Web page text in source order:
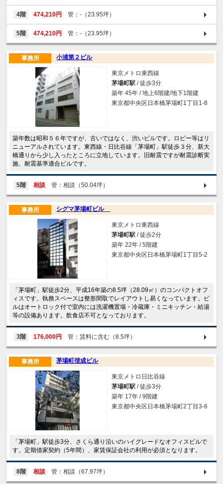
4階 474,210円 管：-（23.95坪）
5階 474,210円 管：-（23.95坪）
小浦第２ビル
事務所
東京メトロ東西線
茅場町駅 / 徒歩3分
築年 45年 / 地上6階建/地下1階建
東京都中央区日本橋茅場町1丁目1-8
築年数は昭和５６年ですが、古いではなく、渋いビルです。ロビー等はリ
ニューアルされています。東西線・日比谷線「茅場町」駅徒歩３分、新大
橋通りから少し入ったところに立地しています。旧耐震ですが耐震診断実
施、耐震基準適合ビルです。
5階 相談 管：相談（50.04坪）
シグマ茅場町ビル
事務所
東京メトロ東西線
茅場町駅 / 徒歩2分
築年 22年 / 5階建
東京都中央区日本橋茅場町1丁目5-2
「茅場町」駅徒歩2分、平成16年築の8.5坪（28.09㎡）のコンパクトオフ
ィスです。執務スペースは整形間取でレイアウトし易くなっています。ビ
ルはオートロック付で室内には洗濯機置場・冷蔵庫・ミニキッチン・給湯
等の設備あります。飲食店不可となっております。
3階 176,000円 管：賃料に含む（8.5坪）
茅場町偕成ビル
事務所
東京メトロ日比谷線
茅場町駅 / 徒歩3分
築年 17年 / 9階建
東京都中央区日本橋茅場町2丁目3-6
「茅場町」駅徒歩3分、さくら通り沿いのハイグレードなオフィスビルで
す。定期借家契約（5年間）、家賃保証会社の利用が必須となります。
8階 相談 管：相談（67.97坪）